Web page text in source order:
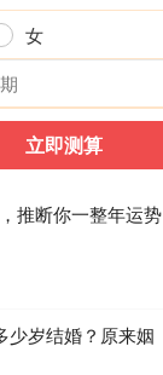
女
推断你一整年运势
少岁结婚？原来姻